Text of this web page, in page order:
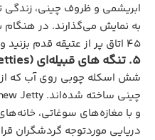
ابریشمی و ظروف چینی، زندگی
به نمایش می‌گذارند. در هنگام
۴۵ اتاق پر از عتیقه قدم بزنید و از چایخانه سنتی لذت ببرید.
5. تنگه‌ های قبیله‌ای (Clan Jetties)
و با مغازه‌های سوغاتی،